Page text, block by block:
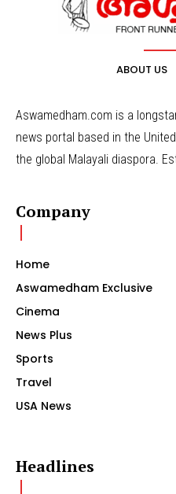
ABOUT US
Aswamedham.com is a
news portal based in the
the global Malayali diaspora.
Company
Home
Aswamedham Exclusive
Cinema
News Plus
Sports
Travel
USA News
Headlines